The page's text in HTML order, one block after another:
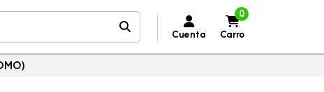
Cuenta
0
Carro